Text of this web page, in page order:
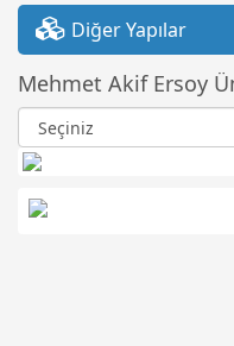
Diğer Yapılar
Mehmet Akif Ersoy